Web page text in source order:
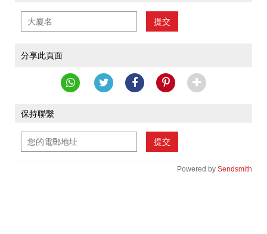
提交
分享此頁面
保持聯繫
提交
Powered by Sendsmith